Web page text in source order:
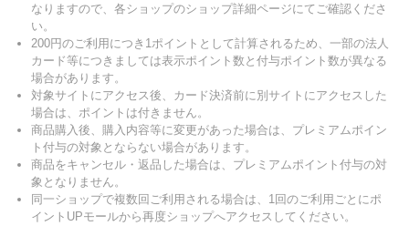
なりますので、各ショップのショップ詳細ページにてご確認くださ
い。
200円のご利用につき1ポイントとして計算されるため、一部の法人
カード等につきましては表示ポイント数と付与ポイント数が異なる
場合があります。
対象サイトにアクセス後、カード決済前に別サイトにアクセスした
場合は、ポイントは付きません。
商品購入後、購入内容等に変更があった場合は、プレミアムポイン
ト付与の対象とならない場合があります。
商品をキャンセル・返品した場合は、プレミアムポイント付与の対
象となりません。
同一ショップで複数回ご利用される場合は、1回のご利用ごとにポ
イントUPモールから再度ショップへアクセスしてください。